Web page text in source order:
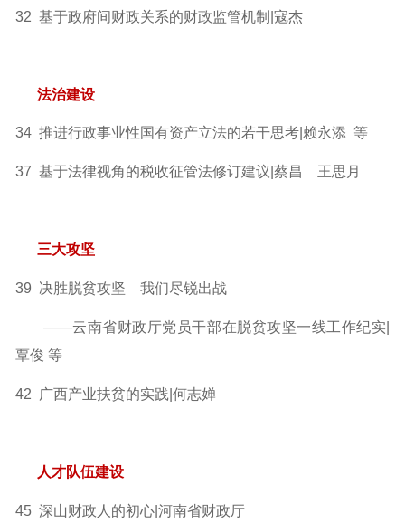
32 基于政府间财政关系的财政监管机制|寇杰
法治建设
34 推进行政事业性国有资产立法的若干思考|赖永添 等
37 基于法律视角的税收征管法修订建议|蔡昌 王思月
三大攻坚
39 决胜脱贫攻坚 我们尽锐出战
——云南省财政厅党员干部在脱贫攻坚一线工作纪实|
覃俊 等
42 广西产业扶贫的实践|何志婵
人才队伍建设
45 深山财政人的初心|河南省财政厅